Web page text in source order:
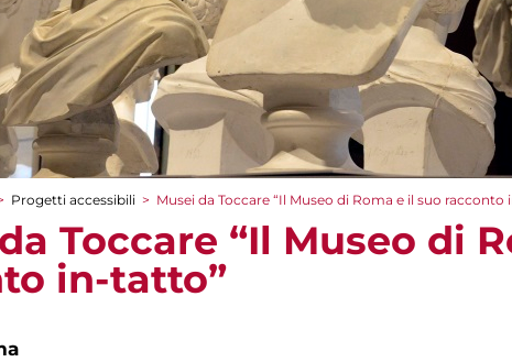
Progetti accessibili > Musei da Toccare “Il Museo di Roma e il suo racconto
Toccare “Il Museo di
in-tatto”